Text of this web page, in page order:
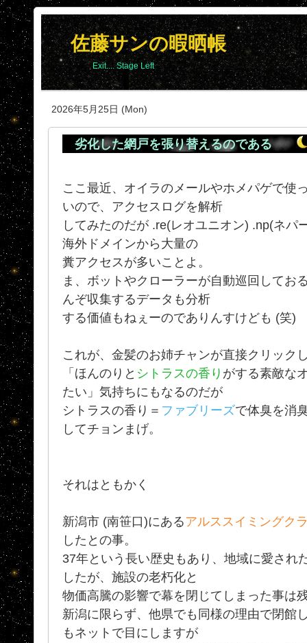
佐藤サンの暇晒帳
Exit.... Stage Left
2026年5月25日 (Mon)
劣化した網戸を張り替えるのである
ここ最近、オイラのメールやホメパゲで使
いので、アクセスログを解析
してみたのだが .re(レオユニオン) .np(ネパ
海外ドメインから大量の
糞アクセスが多いことよ。
ま、ボットやクローラーが自動巡回してお
んぞ収集するデータも分析
する価値もねぇーのでありんすけども (笑)
これが、金髪のお姉チャンが直接クリック
「ほんのりと シトラスの香り がする素敵な
たい」気持ちにもなるのだが
シトラスの香り＝ ファブリーズで体臭を消
してチョンまげ。
それはともかく
新潟市 (南笹口)にあるアルススイミングク
したとの事。
37年という長い歴史もあり、地域に愛され
したが、施設の老朽化と
物価高騰の影響で幕を閉じてしまった事は
新潟に限らず、他県でも同様の理由で閉館
もネットで目にしますが